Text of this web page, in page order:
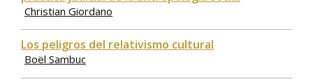
Christian Giordano
Los peligros del relativismo cultural
Boël Sambuc